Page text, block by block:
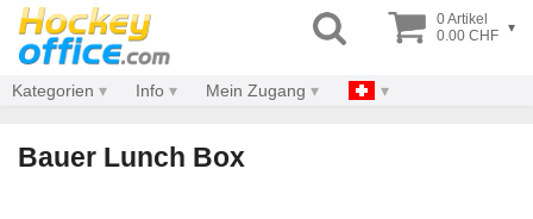
0 Artikel
0.00 CHF ▾
Kategorien Info Mein Zugang
Bauer Lunch Box